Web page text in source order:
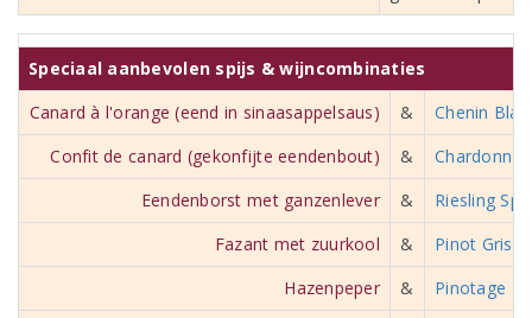
Speciaal aanbevolen spijs & wijncombinaties
Canard à l'orange (eend in sinaasappelsaus)
&
Chenin
Confit de canard (gekonfijte eendenbout)
&
Chardonnay
Eendenborst met ganzenlever
&
Riesling
Fazant met zuurkool
&
Pinot Gris
Hazenpeper
&
Pinotage